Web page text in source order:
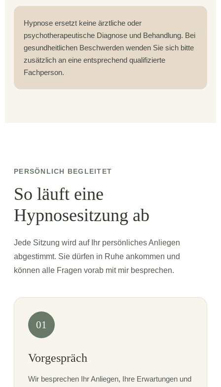
Hypnose ersetzt keine ärztliche oder
psychotherapeutische Diagnose und Behandlung. Bei
gesundheitlichen Beschwerden wenden Sie sich bitte
zusätzlich an eine entsprechend qualifizierte
Fachperson.
PERSÖNLICH BEGLEITET
So läuft eine
Hypnosesitzung ab
Jede Sitzung wird auf Ihr persönliches Anliegen
abgestimmt. Sie dürfen in Ruhe ankommen und
können alle Fragen vorab mit mir besprechen.
01
Vorgespräch
Wir besprechen Ihr Anliegen, Ihre Erwartungen und